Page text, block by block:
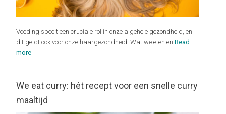
Voeding speelt een cruciale rol in onze algehele gezondheid, en
dit geldt ook voor onze haargezondheid. Wat we eten enRead
more
We eat curry: hét recept voor een snelle curry
maaltijd